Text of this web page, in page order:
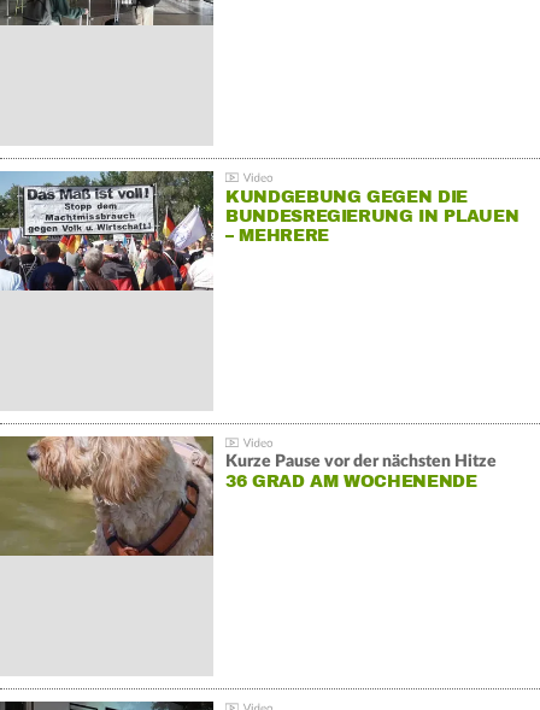
KUNDGEBUNG GEGEN DIE
BUNDESREGIERUNG IN PLAUEN
– MEHRERE
Kurze Pause vor der nächsten Hitze
36 GRAD AM WOCHENENDE